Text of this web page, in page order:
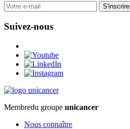
S'inscrire
Suivez-nous
Membredu groupe unicancer
Nous connaître